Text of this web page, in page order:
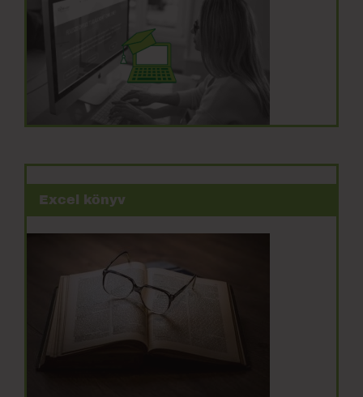
Excel könyv